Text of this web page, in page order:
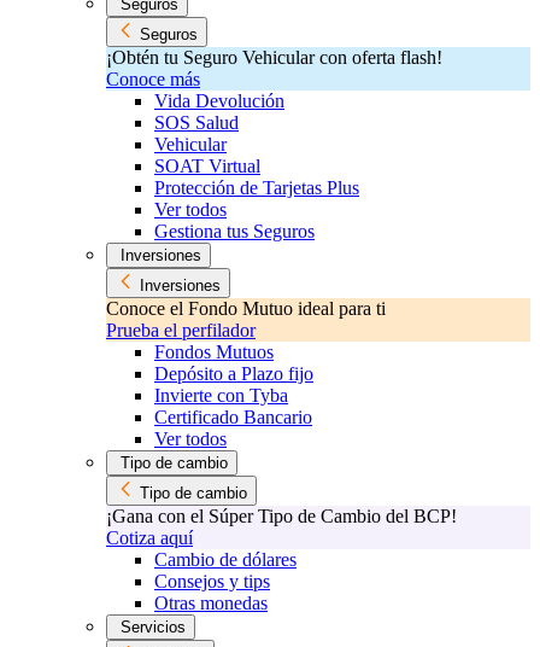
Seguros
Seguros
¡Obtén tu Seguro Vehicular con oferta flash!
Conoce más
Vida Devolución
SOS Salud
Vehicular
SOAT Virtual
Protección de Tarjetas Plus
Ver todos
Gestiona tus Seguros
Inversiones
Inversiones
Conoce el Fondo Mutuo ideal para ti
Prueba el perfilador
Fondos Mutuos
Depósito a Plazo fijo
Invierte con Tyba
Certificado Bancario
Ver todos
Tipo de cambio
Tipo de cambio
¡Gana con el Súper Tipo de Cambio del BCP!
Cotiza aquí
Cambio de dólares
Consejos y tips
Otras monedas
Servicios